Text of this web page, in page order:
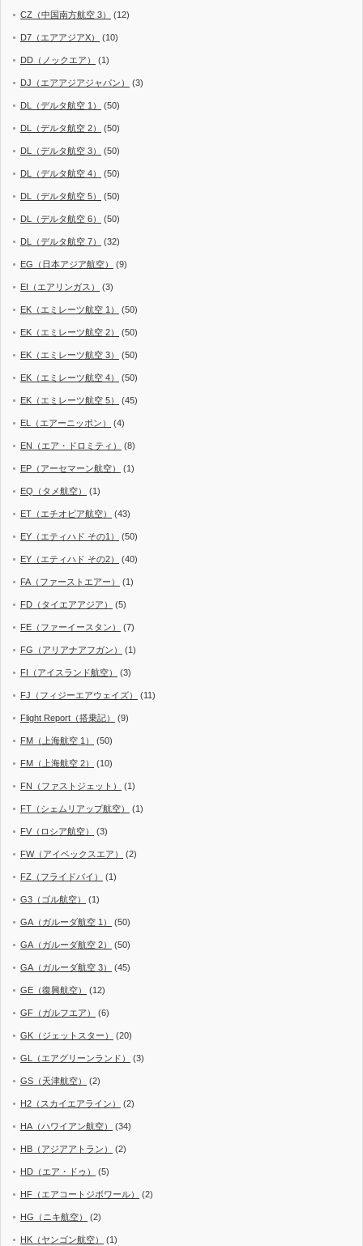
CZ（中国南方航空 3） (12)
D7（エアアジアX） (10)
DD（ノックエア） (1)
DJ（エアアジアジャパン） (3)
DL（デルタ航空 1） (50)
DL（デルタ航空 2） (50)
DL（デルタ航空 3） (50)
DL（デルタ航空 4） (50)
DL（デルタ航空 5） (50)
DL（デルタ航空 6） (50)
DL（デルタ航空 7） (32)
EG（日本アジア航空） (9)
EI（エアリンガス） (3)
EK（エミレーツ航空 1） (50)
EK（エミレーツ航空 2） (50)
EK（エミレーツ航空 3） (50)
EK（エミレーツ航空 4） (50)
EK（エミレーツ航空 5） (45)
EL（エアーニッポン） (4)
EN（エア・ドロミティ） (8)
EP（アーセマーン航空） (1)
EQ（タメ航空） (1)
ET（エチオピア航空） (43)
EY（エティハド その1） (50)
EY（エティハド その2） (40)
FA（ファーストエアー） (1)
FD（タイエアアジア） (5)
FE（ファーイースタン） (7)
FG（アリアナアフガン） (1)
FI（アイスランド航空） (3)
FJ（フィジーエアウェイズ） (11)
Flight Report（搭乗記） (9)
FM（上海航空 1） (50)
FM（上海航空 2） (10)
FN（ファストジェット） (1)
FT（シェムリアップ航空） (1)
FV（ロシア航空） (3)
FW（アイベックスエア） (2)
FZ（フライドバイ） (1)
G3（ゴル航空） (1)
GA（ガルーダ航空 1） (50)
GA（ガルーダ航空 2） (50)
GA（ガルーダ航空 3） (45)
GE（復興航空） (12)
GF（ガルフエア） (6)
GK（ジェットスター） (20)
GL（エアグリーンランド） (3)
GS（天津航空） (2)
H2（スカイエアライン） (2)
HA（ハワイアン航空） (34)
HB（アジアアトラン） (2)
HD（エア・ドゥ） (5)
HF（エアコートジボワール） (2)
HG（ニキ航空） (2)
HK（ヤンゴン航空） (1)